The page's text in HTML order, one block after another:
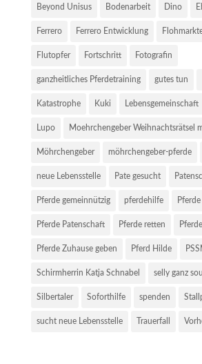
Beyond Unisus Bodenarbeit Dino
Ferrero Ferrero Entwicklung
Flutopfer Fortschritt Fotografin
ganzheitliches Pferdetraining gutes tun
Katastrophe Kuki Lebensgemeinschaft
Lupo Moehrchengeber Weihnachtsrätsel
Möhrchengeber möhrchengeber-pferde
neue Lebensstelle Pate gesucht
Pferde gemeinnützig pferdehilfe
Pferde Patenschaft Pferde retten
Pferde Zuhause geben Pferd Hilde
Schirmherrin Katja Schnabel selly ganz
Silbertaler Soforthilfe spenden
sucht neue Lebensstelle Trauerfall